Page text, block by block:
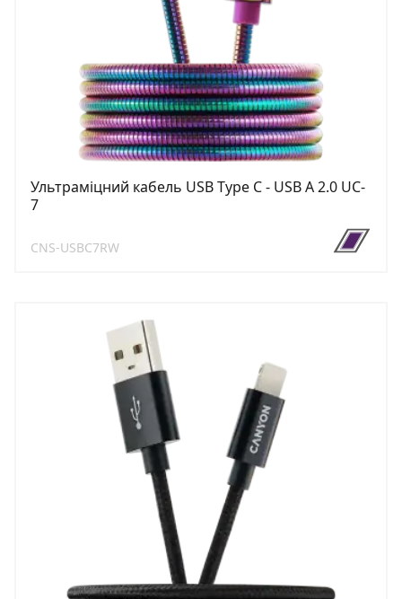
Ультраміцний кабель USB Type C - USB A 2.0 UC-
7
CNS-USBC7RW